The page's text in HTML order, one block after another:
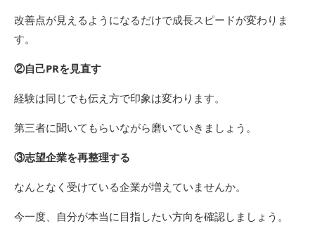
改善点が見えるようになるだけで成長スピードが変わりま
す。
②自己PRを見直す
経験は同じでも伝え方で印象は変わります。
第三者に聞いてもらいながら磨いていきましょう。
③志望企業を再整理する
なんとなく受けている企業が増えていませんか。
今一度、自分が本当に目指したい方向を確認しましょう。